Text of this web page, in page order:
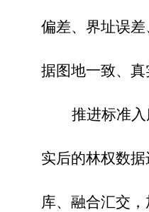
偏差、界址误
据图地一致、真
推进标准入
实后的林权数
库、融合汇交